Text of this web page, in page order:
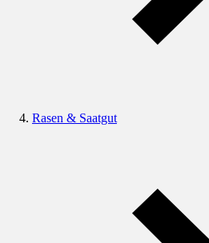
Rasen & Saatgut